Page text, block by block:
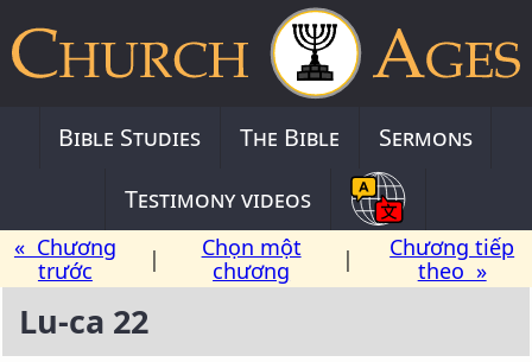
Bible Studies The Bible
Sermons
Testimony videos
« Chương
trước
|
Chọn một
chương
|
Chương tiếp
theo »
Lu-ca 22